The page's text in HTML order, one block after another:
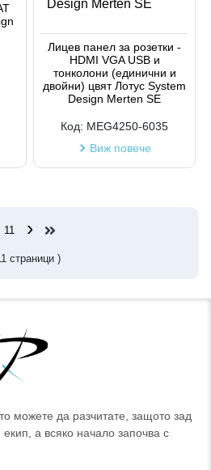
Лицев панел за розетки -
HDMI VGA USB и
тонколони (единични и
двойни) цвят Лотус System
Design Merten SE
Код: MEG4250-6035
Виж повече
11 ›
страници )
можете да разчитате, защото зад
а всяко начало започва с